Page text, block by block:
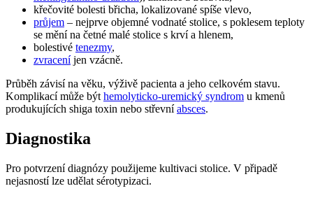
křečovité bolesti břicha, lokalizované spíše vlevo,
průjem – nejprve objemné vodnaté stolice, s poklesem teploty
se mění na četné malé stolice s krví a hlenem,
bolestivé tenezmy,
zvraceníjen vzácně.
Průběh závisí na věku, výživě pacienta a jeho celkovém stavu.
Komplikací může být hemolyticko-uremický syndrom u kmenů
produkujících shiga toxin nebo střevníabsces.
Diagnostika
Pro potvrzení diagnózy použijeme kultivaci stolice. V připadě
nejasností lze udělat sérotypizaci.